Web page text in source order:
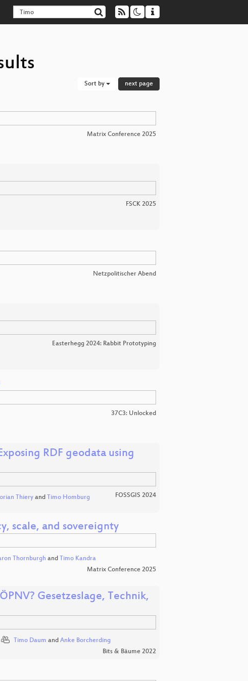
Sort by next page
Matrix Conference 2025
FSCK 2025
Netzpolitischer Abend
Easterhegg 2024: Rabbit Prototyping
37C3: Unlocked
RDF geodata using
Thieryand Timo Homburg FOSSGIS 2024
scale, and sovereignty
Thornburgh and Timo Kandra
Matrix Conference 2025
Gesetzeslage, Technik,
Timo Daum and Anke Borcherding
Bits & Bäume 2022